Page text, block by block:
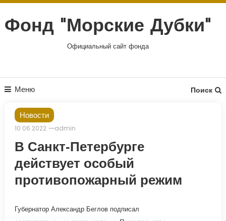
содержимому
Фонд "Морские Дубки"
Официальный сайт фонда
Меню Поиск
Новости
10.06.2022
admin
В Санкт-Петербурге
действует особый
противопожарный режим
Губернатор Александр Беглов подписал